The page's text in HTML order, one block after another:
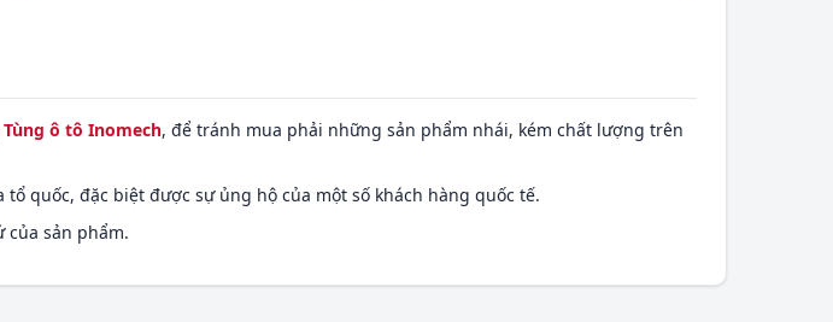
Tùng ô tô Inomech, để tránh mua phải những sản phẩm nhái, kém chất lượng trên
quốc, đặc biệt được sự ủng hộ của một số khách hàng quốc tế.
của sản phẩm.